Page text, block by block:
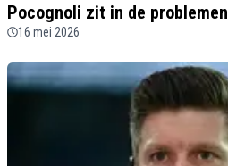
Pocognoli zit in de problemen
16 mei 2026